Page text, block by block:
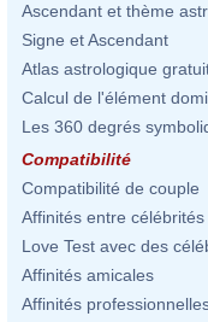
Ascendant et thème
Signe et Ascendant
Atlas astrologique
Calcul de l'élément
Les 360 degrés
Compatibilité
Compatibilité de couple
Affinités entre célébrités
Love Test avec des
Affinités amicales
Affinités